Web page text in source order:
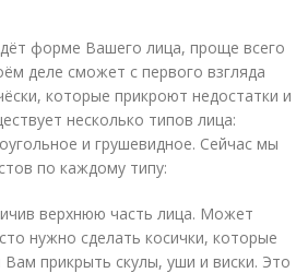
форме Вашего лица, проще всего
деле сможет с первого взгляда
которые прикроют недостатки и
несколько типов лица:
и грушевидное. Сейчас мы
по каждому типу:
верхнюю часть лица. Может
нужно сделать косички, которые
прикрыть скулы, уши и виски. Это